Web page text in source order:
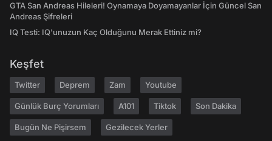
GTA San Andreas Hileleri! Oynamaya Doyamayanlar İçin Güncel San
Andreas Şifreleri
IQ Testi: IQ'unuzun Kaç Olduğunu Merak Ettiniz mi?
Keşfet
Twitter Deprem Zam Youtube
Günlük Burç Yorumları A101 Tiktok Son Dakika
Bugün Ne Pişirsem Gezilecek Yerler